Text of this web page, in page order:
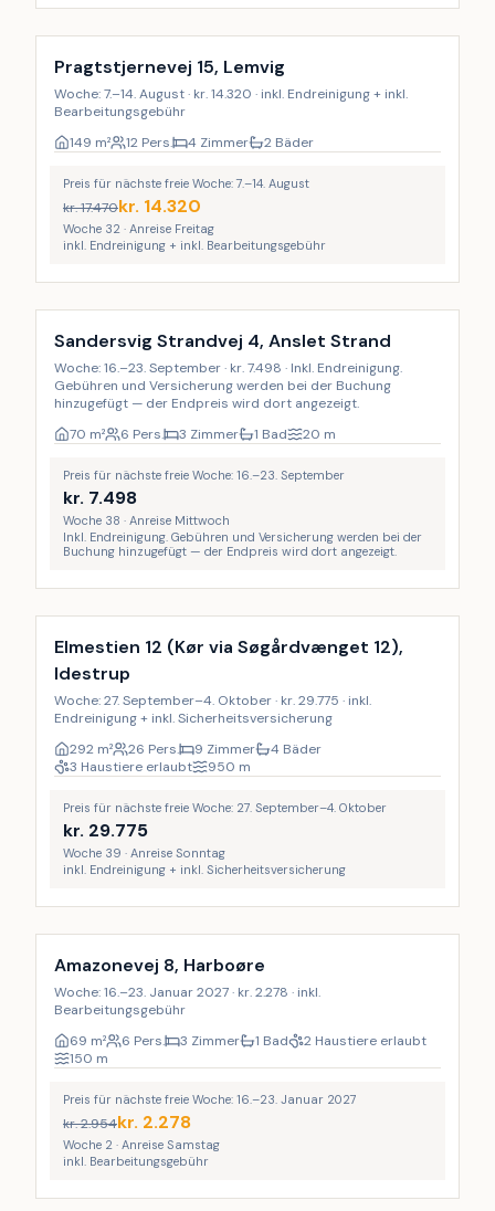
LAST MINUTE
Inkl. Endreinigung
Pragtstjernevej 15, Lemvig
Woche: 7.–14. August · kr. 14.320 · inkl. Endreinigung + inkl.
Bearbeitungsgebühr
149 m² 12 Pers. 4 Zimmer 2 Bäder
Preis für nächste freie Woche: 7.–14. August
kr.17.470kr. 14.320
Woche 32 · Anreise Freitag
inkl. Endreinigung + inkl. Bearbeitungsgebühr
Inkl. Endreinigung
Sandersvig Strandvej 4, Anslet Strand
Woche: 16.–23. September · kr. 7.498 · Inkl. Endreinigung.
Gebühren und Versicherung werden bei der Buchung
hinzugefügt — der Endpreis wird dort angezeigt.
70 m² 6 Pers. 3 Zimmer 1 Bad 20 m
Preis für nächste freie Woche: 16.–23. September
kr. 7.498
Woche 38 · Anreise Mittwoch
Inkl. Endreinigung. Gebühren und Versicherung werden bei der
Buchung hinzugefügt — der Endpreis wird dort angezeigt.
Inkl. Endreinigung
Elmestien 12 (Kør via Søgårdvænget 12),
Idestrup
Woche: 27. September–4. Oktober · kr. 29.775 · inkl.
Endreinigung + inkl. Sicherheitsversicherung
292 m² 26 Pers. 9 Zimmer
4 Bäder
3 Haustiere erlaubt
950 m
Preis für nächste freie Woche: 27. September–4. Oktober
kr. 29.775
Woche 39 · Anreise Sonntag
inkl. Endreinigung + inkl. Sicherheitsversicherung
Amazonevej 8, Harboøre
Woche: 16.–23. Januar 2027 · kr. 2.278 · inkl.
Bearbeitungsgebühr
69 m² 6 Pers. 3 Zimmer 1 Bad
2 Haustiere erlaubt
150 m
Preis für nächste freie Woche: 16.–23. Januar 2027
kr.2.954kr. 2.278
Woche 2 · Anreise Samstag
inkl. Bearbeitungsgebühr
Inkl. Endreinigung